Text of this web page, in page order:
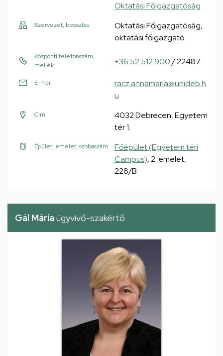
Oktatási Főigazgatóság
Szervezet, beosztás
Oktatási Főigazgatóság,
oktatási főigazgató
Központi telefonszám,
mellék
+36 52 512 900/ 22487
E-mail
racz.annamaria@unideb.h
u
Cím
4032 Debrecen, Egyetem
tér 1.
Épület, emelet, szobaszám
Főépület (Egyetem téri
Campus), 2. emelet,
228/B
Gál Mária ügyvivő-szakértő